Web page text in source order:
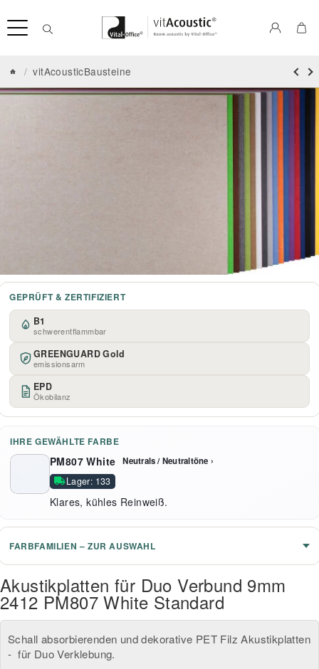
/ vitAcousticBausteine
GEPRÜFT & ZERTIFIZIERT
B1
schwerentflammbar
GREENGUARD Gold
emissionsarm
EPD
Ökobilanz
IHRE GEWÄHLTE FARBE
PM807 White Neutrals / Neutraltöne ›
Lager: 133
Klares, kühles Reinweiß.
FARBFAMILIEN – ZUR AUSWAHL
Akustikplatten für Duo Verbund 9mm
2412 PM807 White Standard
Schall absorbierenden und dekorative PET Filz Akustikplatten
- für Duo Verklebung.